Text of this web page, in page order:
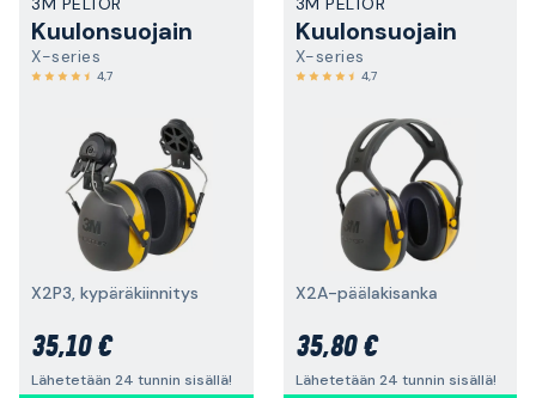
Kuulonsuojain
X-series
4,7
X2P3, kypäräkiinnitys
35,10 €
Lähetetään 24 tunnin sisällä!
Kuulonsuojain
X-series
4,7
X2A-päälakisanka
35,80 €
Lähetetään 24 tunnin sisällä!